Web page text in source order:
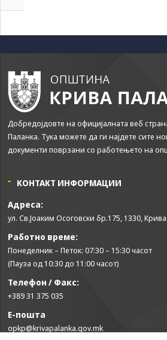
Добредојдовте на официјалната веб
Паланка. Тука можете да ги најдете сите
документи поврзани со работењето на
КОНТАКТ ИНФОРМАЦИИ
Адреса:
ул. Св.Јоаким Осоговски бр.175, 1330,
Работно време:
Понеделник – Петок: 07:30 – 15:30 часот
(Пауза од 10:30 до 11:00 часот)
Телефон / Факс:
+389 31 375 035
Е-пошта
opkp@krivapalanka.gov.mk